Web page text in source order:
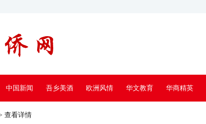
中国新闻 吾乡美酒 欧洲风情 华文教育 华商精英
查看详情